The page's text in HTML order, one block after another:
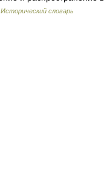
Исторический словарь